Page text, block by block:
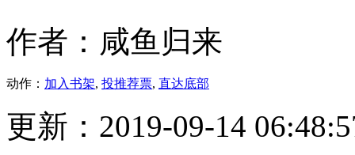
作者：咸鱼归来
动作： 加入书架, 投推荐票, 直达底部
更新：2019-09-14